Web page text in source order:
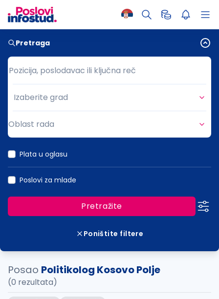
Pretraga
Pozicija, poslodavac ili ključna reč
Pozicija, poslodavac ili ključna reč
Grad
Izaberite grad
Oblast rada
Plata u oglasu
Poslovi za mlade
Pretražite
Poništite filtere
Posao Politikolog Kosovo Polje
(0 rezultata)